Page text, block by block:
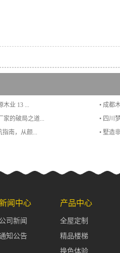
木业 13 ...
• 成都
家的破局之道...
• 四川
指南，从颜...
• 墅造
闻中心
公司新闻
知公告
产品中心
全屋定制
精品楼梯
换色体验